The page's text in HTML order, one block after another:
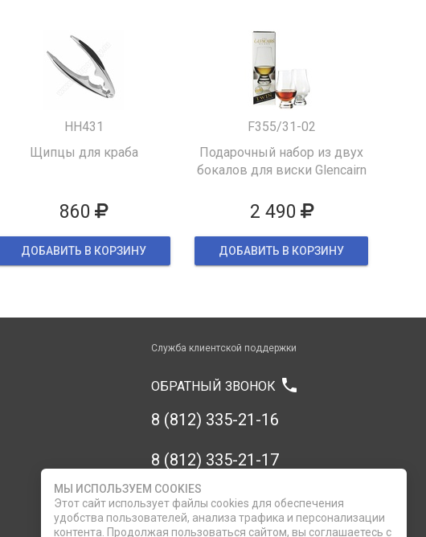
HH431
Щипцы для краба
860
ДОБАВИТЬ В КОРЗИНУ
F355/31-02
Подарочный набор из двух
бокалов для виски Glencairn
2 490
ДОБАВИТЬ В КОРЗИНУ
Служба клиентской поддержки
ОБРАТНЫЙ ЗВОНОК phone
8 (812) 335-21-16
8 (812) 335-21-17
7 (911) 947-43-48
МЫ ИСПОЛЬЗУЕМ COOKIES
Этот сайт использует файлы cookies для обеспечения
удобства пользователей, анализа трафика и персонализации
контента. Продолжая пользоваться сайтом, вы соглашаетесь с